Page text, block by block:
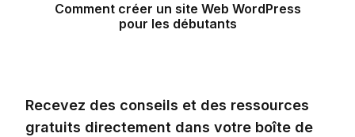
Comment créer un site Web WordPress
pour les débutants
Recevez des conseils et des ressources
gratuits directement dans votre boîte de